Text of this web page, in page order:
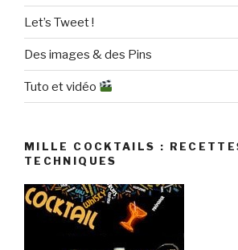
Let’s Tweet !
Des images & des Pins
Tuto et vidéo
MILLE COCKTAILS :
TECHNIQUES